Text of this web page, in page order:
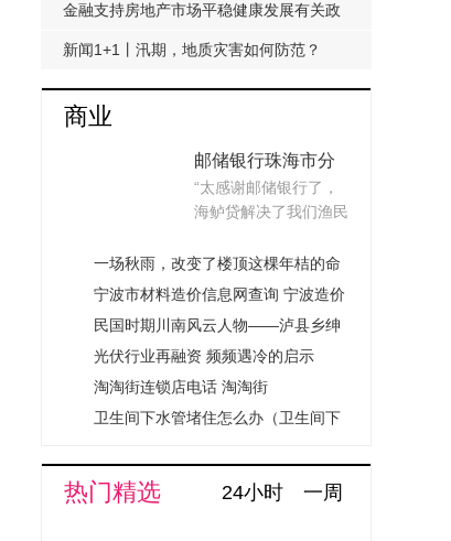
金融支持房地产市场平稳健康发展有关政
策延期至明年底
新闻1+1丨汛期，地质灾害如何防范？
商业
邮储银行珠海市分
行探索产融结合新
模式 支持海鲈产业
“太感谢邮储银行了，
海鲈贷解决了我们渔民
一场秋雨，改变了楼顶这棵年桔的命
运，本来只吃土的，今天还可以喝水
啦，更要洗...
宁波市材料造价信息网查询 宁波造价
信息网地址
民国时期川南风云人物——泸县乡绅
潘与三的传奇往事
光伏行业再融资 频频遇冷的启示
淘淘街连锁店电话 淘淘街
卫生间下水管堵住怎么办（卫生间下
热门精选 24小时 一周